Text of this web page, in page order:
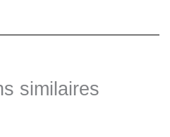
similaires